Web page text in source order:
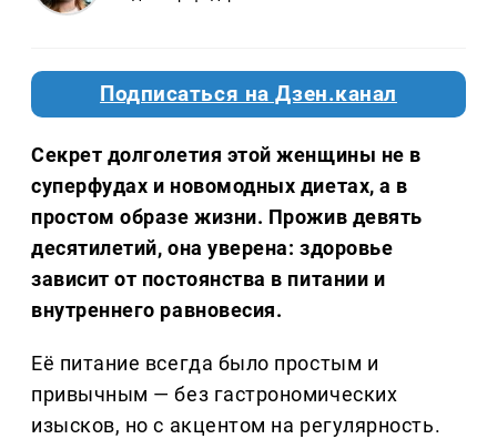
Подписаться на Дзен.канал
Секрет долголетия этой женщины не в
суперфудах и новомодных диетах, а в
простом образе жизни. Прожив девять
десятилетий, она уверена: здоровье
зависит от постоянства в питании и
внутреннего равновесия.
Её питание всегда было простым и
привычным — без гастрономических
изысков, но с акцентом на регулярность.